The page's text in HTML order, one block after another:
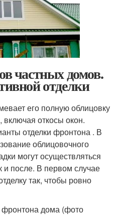
частных домов.
отделки
его полную облицовку
откосы окон.
отделки фронтона . В
облицовочного
могут осуществляться
и после. В первом случае
так, чтобы ровно
фронтона дома (фото